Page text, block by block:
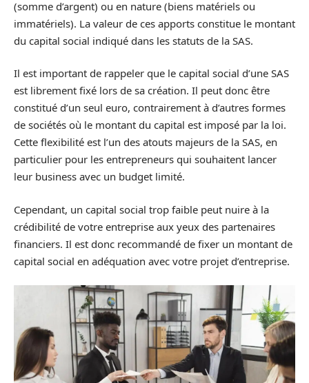
(somme d’argent) ou en nature (biens matériels ou
immatériels). La valeur de ces apports constitue le montant
du capital social indiqué dans les statuts de la SAS.
Il est important de rappeler que le capital social d’une SAS
est librement fixé lors de sa création. Il peut donc être
constitué d’un seul euro, contrairement à d’autres formes
de sociétés où le montant du capital est imposé par la loi.
Cette flexibilité est l’un des atouts majeurs de la SAS, en
particulier pour les entrepreneurs qui souhaitent lancer
leur business avec un budget limité.
Cependant, un capital social trop faible peut nuire à la
crédibilité de votre entreprise aux yeux des partenaires
financiers. Il est donc recommandé de fixer un montant de
capital social en adéquation avec votre projet d’entreprise.